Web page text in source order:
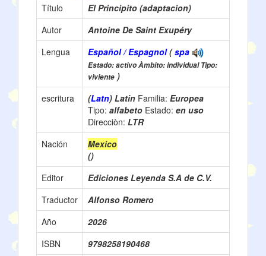
Título
El Principito (adaptacion)
Autor
Antoine De Saint Exupéry
Lengua
Español / Espagnol(spa
Estado: activo Àmbito: individual Tipo:
viviente )
escritura
(Latn) Latin Familia: Europea
Tipo: alfabeto Estado: en uso
Direcciòn: LTR
Nación
Mexico
()
Editor
Ediciones Leyenda S.A de C.V.
Traductor
Alfonso Romero
Año
2026
ISBN
9798258190468